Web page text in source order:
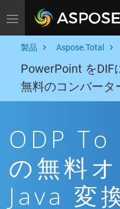
Toggle navigation
製品 Aspose.Total
PowerPoint をDIF
無料のコンバータ
ODP To
の無料
Java 変